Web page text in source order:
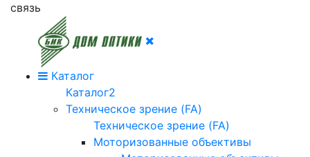
связь
Каталог
Каталог2
Техническое зрение (FA)
Техническое зрение (FA)
Моторизованные объективы